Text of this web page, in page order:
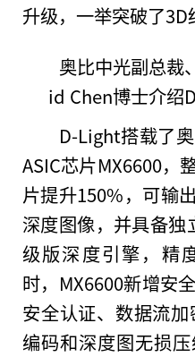
升级，一举突破了3D
奥比中光副总裁
id Chen博士介绍
D-Light搭载了
ASIC芯片MX6600，
片提升150%，可输
深度图像，并具备独
级版深度引擎，精
时，MX6600新增安
安全认证、数据流
编码和深度图无损